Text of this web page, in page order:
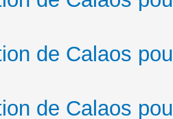
de Calaos
de Calaos